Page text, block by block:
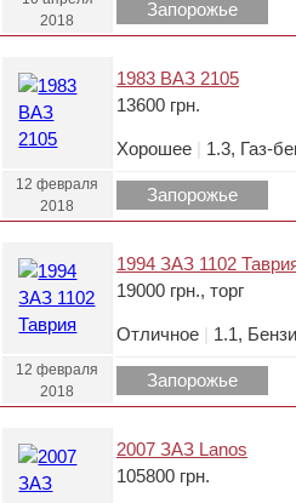
2018
Запорожье
1983 ВАЗ 2105
13600 грн.
Хорошее 1.3, Газ-
12 февраля
2018
Запорожье
1994 ЗАЗ 1102
19000 грн., торг
Отличное 1.1,
12 февраля
2018
Запорожье
2007 ЗАЗ Lanos
105800 грн.